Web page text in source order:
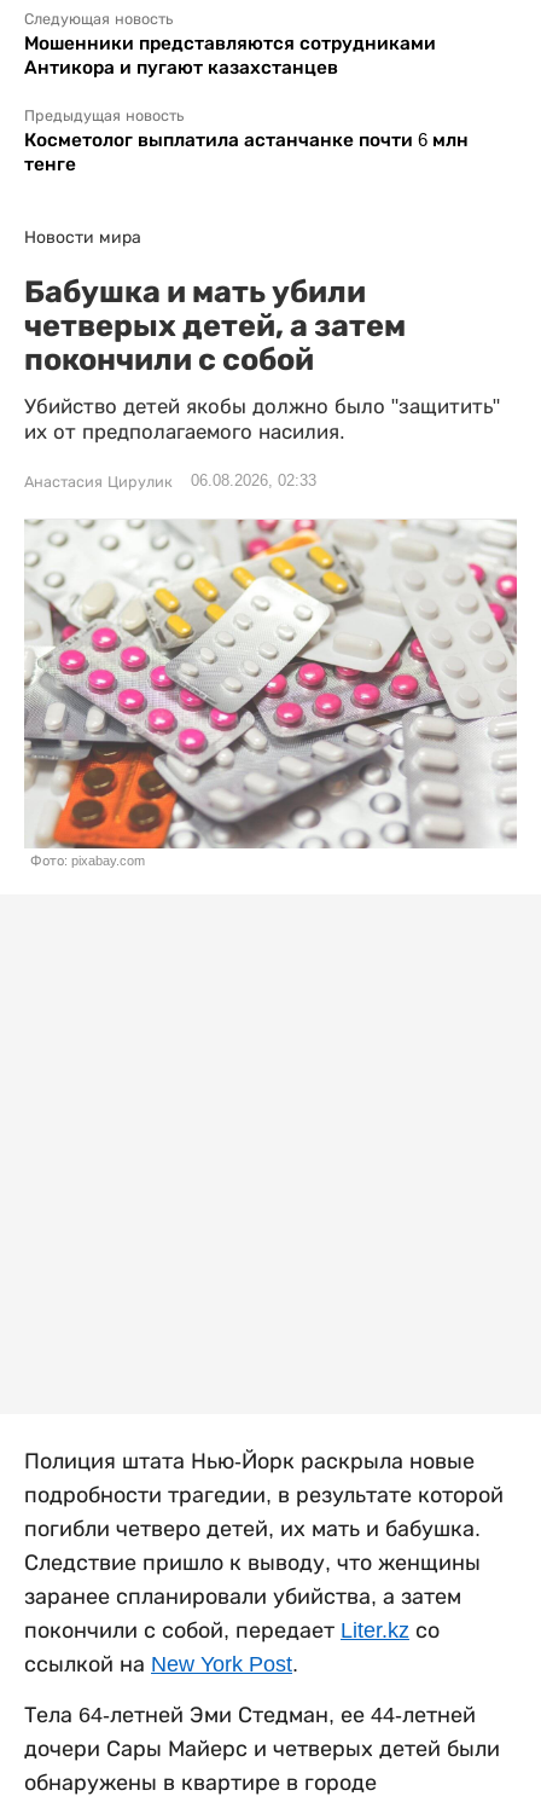
Следующая новость
Мошенники представляются сотрудниками
Антикора и пугают казахстанцев
Предыдущая новость
Косметолог выплатила астанчанке почти 6 млн
тенге
Новости мира
Бабушка и мать убили
четверых детей, а затем
покончили с собой
Убийство детей якобы должно было "защитить"
их от предполагаемого насилия.
Анастасия Цирулик 06.08.2026, 02:33
Фото: pixabay.com
Полиция штата Нью-Йорк раскрыла новые
подробности трагедии, в результате которой
погибли четверо детей, их мать и бабушка.
Следствие пришло к выводу, что женщины
заранее спланировали убийства, а затем
покончили с собой, передает Liter.kz со
ссылкой на New York Post.
Тела 64-летней Эми Стедман, ее 44-летней
дочери Сары Майерс и четверых детей были
обнаружены в квартире в городе